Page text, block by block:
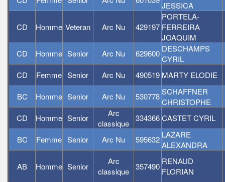
JESSICA
CD Homme Veteran Arc Nu 429197
PORTELA-
FERREIRA
JOAQUIM
CD
Homme Senior Arc Nu 629600 DESCHAMPS
CYRIL
CD
Femme Senior Arc Nu 490519 MARTY ELODIE
BC Homme Senior Arc Nu 530778SCHAFFNER
CHRISTOPHE
CD
Homme Senior
Arc
classique
334366CASTET CYRIL
BC Femme Senior Arc Nu 595632 LAZARE
ALEXANDRA
AB Homme Senior
Arc
classique
357490
RENAUD
FLORIAN